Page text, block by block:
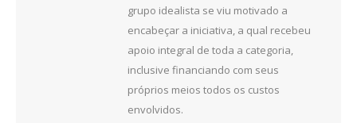
grupo idealista se viu motivado a
encabeçar a iniciativa, a qual recebeu
apoio integral de toda a categoria,
inclusive financiando com seus
próprios meios todos os custos
envolvidos.